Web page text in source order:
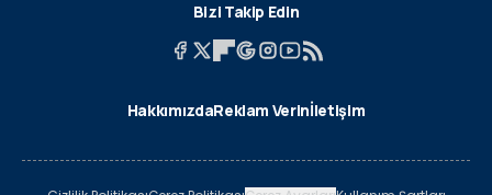
Bizi Takip Edin
HakkımızdaReklam Verinİletişim